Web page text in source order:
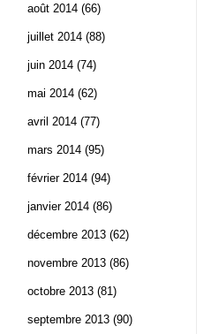
août 2014 (66)
juillet 2014 (88)
juin 2014 (74)
mai 2014 (62)
avril 2014 (77)
mars 2014 (95)
février 2014 (94)
janvier 2014 (86)
décembre 2013 (62)
novembre 2013 (86)
octobre 2013 (81)
septembre 2013 (90)